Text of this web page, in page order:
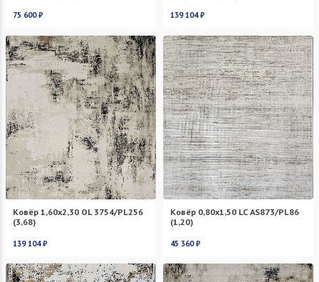
75 600 ₽ 139 104 ₽
Ковёр 1,60х2,30 OL 3754/PL256
(3,68)
139 104 ₽
Ковёр 0,80х1,50 LC AS873/PL86
(1,20)
45 360 ₽